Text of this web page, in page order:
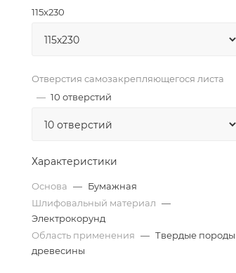
115х230
Отверстия самозакрепляющегося листа
— 10 отверстий
Характеристики
Основа — Бумажная
Шлифовальный материал —
Электрокорунд
Область применения — Твердые породы
древесины